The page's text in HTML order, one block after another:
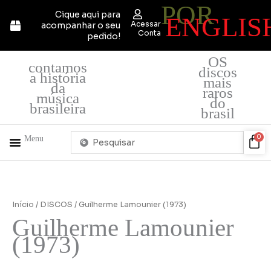
para
Cique aqui para
acompanhar o seu
pedido!
Acessar
Conta
POR
contamos
a história
da
música
brasileira
OS
discos
mais
raros
do
brasil
Menu
Pesquisar
0
Início / DISCOS / Guilherme Lamounier (1973)
Guilherme Lamounier
(1973)